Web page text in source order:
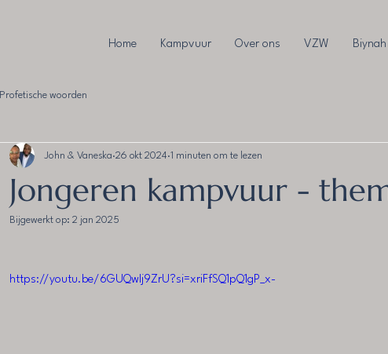
Home Kampvuur Over ons VZW Biynah
Profetische woorden
Jongeren kampvuur -
John & Vaneska 26 okt 2024 1 minuten om te lezen
Bijgewerkt op: 2 jan 2025
https://youtu.be/6GUQwlj9ZrU?si=xriFfSQ1pQ1gP_x-